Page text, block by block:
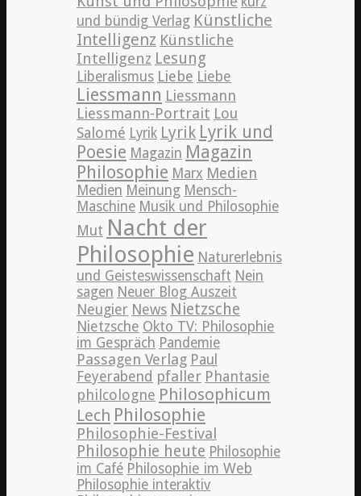
und bündig Verlag Künstliche
Intelligenz Künstliche
Intelligenz Lesung
Liberalismus Liebe Liebe
Liessmann Liessmann
Liessmann-Portrait Lou
Salomé Lyrik Lyrik Lyrik und
Poesie Magazin Magazin
Philosophie Marx Medien
Medien Meinung Mensch-
Maschine Musik und Philosophie
Mut Nacht der
Philosophie Naturerlebnis
und Geisteswissenschaft Nein
sagen Neuer Blog Auszeit
Neugier News Nietzsche
Nietzsche Okto TV: Philosophie
im Gespräch Pandemie
Passagen Verlag Paul
Feyerabend pfaller Phantasie
philcologne Philosophicum
Lech Philosophie
Philosophie-Festival
Philosophie heute Philosophie
im Café Philosophie im Web
Philosophie interaktiv